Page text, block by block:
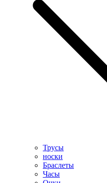
Трусы
носки
Браслеты
Часы